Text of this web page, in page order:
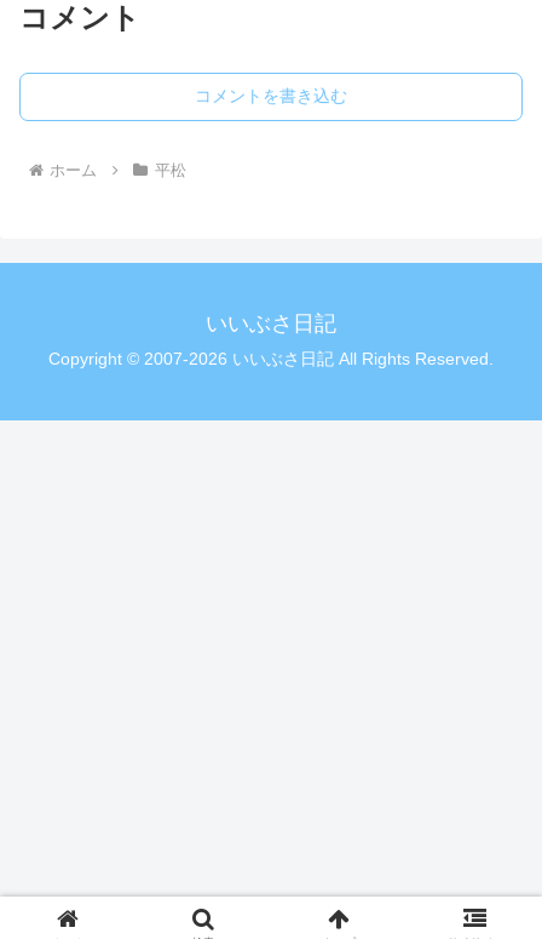
コメント
コメントを書き込む
ホーム 平松
いいぶさ日記
Copyright © 2007-2026 いいぶさ日記 All Rights Reserved.